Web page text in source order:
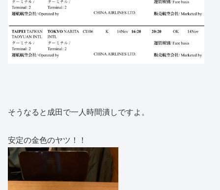
そうなると成田で一人時間潰しですよ。
安定の金色のヤツ！！